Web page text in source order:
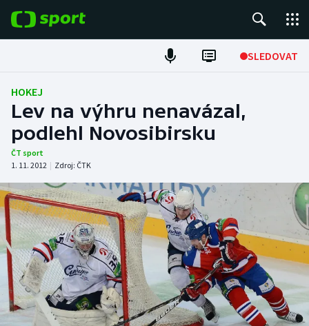
SLEDOVAT
Fotbal
Hokej
Tenis
Atletika
Cyklistika
DALŠÍ SPORTY
Americký fotbal
Baseball a softbal
NEPŘEHLÉDNĚTE
Soutěže
HOKEJ
Lev na výhru nenavázal,
podlehl Novosibirsku
ČT sport
1. 11. 2012 | Zdroj: ČTK